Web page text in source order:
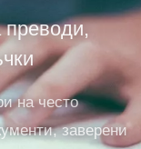
преводи,
на често
заверени